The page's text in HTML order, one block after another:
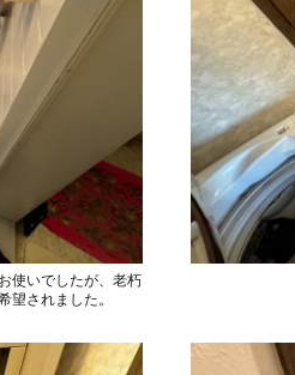
使いでしたが、老朽
望されました。